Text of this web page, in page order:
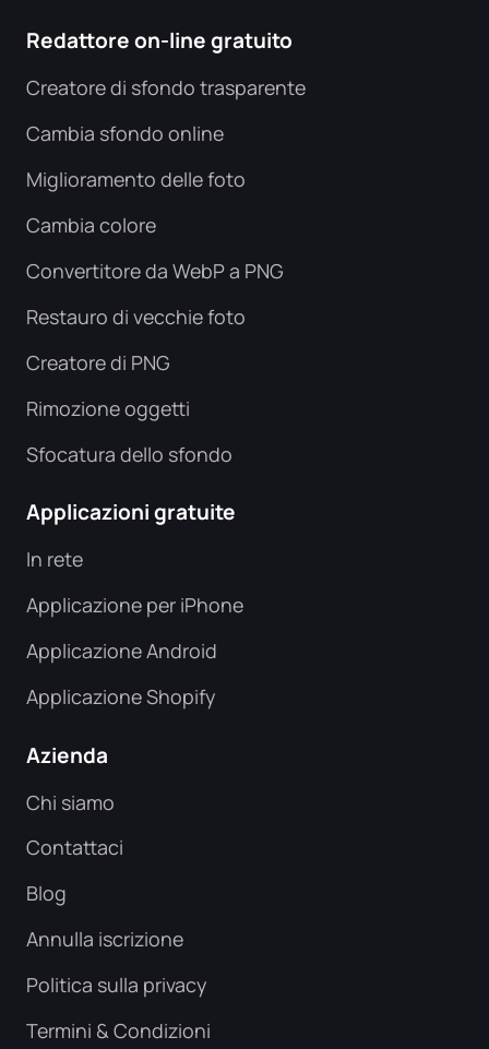
Redattore on-line gratuito
Creatore di sfondo trasparente
Cambia sfondo online
Miglioramento delle foto
Cambia colore
Convertitore da WebP a PNG
Restauro di vecchie foto
Creatore di PNG
Rimozione oggetti
Sfocatura dello sfondo
Applicazioni gratuite
In rete
Applicazione per iPhone
Applicazione Android
Applicazione Shopify
Azienda
Chi siamo
Contattaci
Blog
Annulla iscrizione
Politica sulla privacy
Termini & Condizioni